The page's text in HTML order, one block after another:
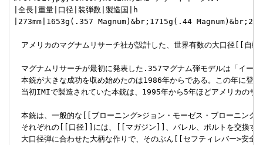
|全長|重量|口径|装弾数|製造国|h
|273mm|1653g(.357 Magnum)&br;1715g(.44
アメリカのマグナムリサーチ社が設計した、世界有数の大口径[[自
マグナムリサーチが最初に発表した.357マグナム弾モデルは「イー
本銃が大きな成功を収め始めたのは1986年からである。この年に登
当初IMIで製造されていた本銃は、1995年から5年ほどアメリカのサ
本銃は、一般的な[[ブローニング>ジョン・モーゼス・ブローニン
それぞれの[[口径]]には、[[マガジン]]、バレル、ボルトを交換する
大口径弾に合わせた大柄な作りで、そのぶん[[セフティレバー>安全